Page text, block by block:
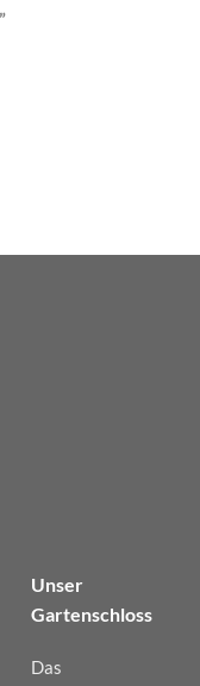
Unser
Gartenschloss
Das